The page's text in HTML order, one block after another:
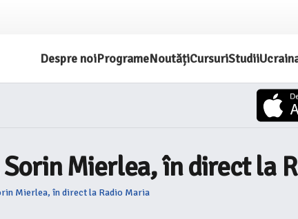
Despre noiProgrameNoutățiCursuriStudii
Mierlea, în direct la
Mierlea, în direct la Radio Maria